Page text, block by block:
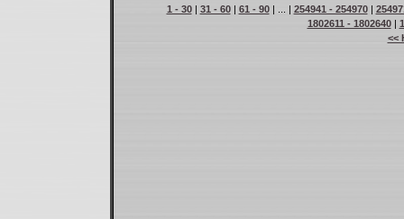
1 - 30| 31 - 60| 61 - 90| ... | 254941 - 254970|
1802611 - 1802640|
<<